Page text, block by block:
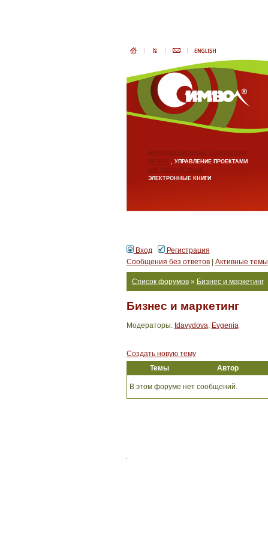
ИНФОРМАЦИОННЫЕ ТЕХНОЛОГИИ
БИЗНЕС, УПРАВЛЕНИЕ ПРОЕКТАМИ
АНГЛИЙСКИЙ ЯЗЫК
ЭЛЕКТРОННЫЕ КНИГИ
Вход
Регистрация
Сообщения без ответов| Активные темы
Список форумов» Бизнес и маркетинг
Бизнес и маркетинг
Модераторы: tdavydova, Evgenia
Создать новую тему
Темы
Автор
В этом форуме нет сообщений.